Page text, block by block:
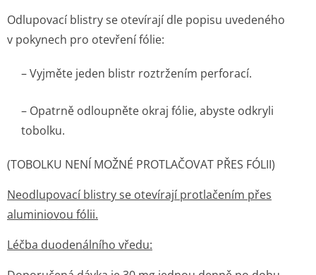
Odlupovací blistry se otevírají dle popisu uvedeného
v pokynech pro otevření fólie:
– Vyjměte jeden blistr roztržením perforací.
– Opatrně odloupněte okraj fólie, abyste odkryli
tobolku.
(TOBOLKU NENÍ MOŽNÉ PROTLAČOVAT PŘES FÓLII)
Neodlupovací blistry se otevírají protlačením přes
aluminiovou fólii.
Léčba duodenálního vředu: